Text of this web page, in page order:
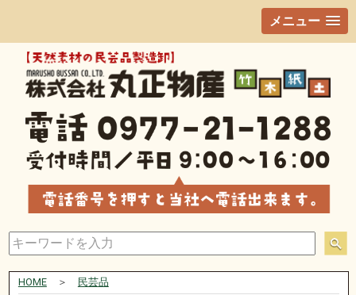
メニュー
HOME＞ 民芸品